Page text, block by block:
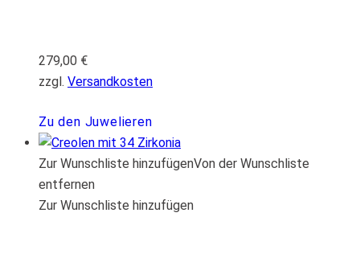
279,00 €
zzgl. Versandkosten
Zu den Juwelieren
Zur Wunschliste hinzufügenVon der Wunschliste
entfernen
Zur Wunschliste hinzufügen